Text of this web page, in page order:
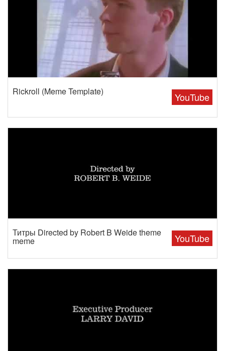
YouTube
Rickroll (Meme Template)
YouTube
Титры Directed by Robert B Weide theme
meme